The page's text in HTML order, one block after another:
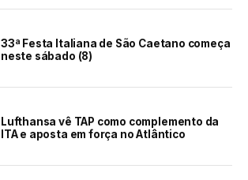
33ª Festa Italiana de São Caetano começa
neste sábado (8)
Lufthansa vê TAP como complemento da
ITA e aposta em força no Atlântico